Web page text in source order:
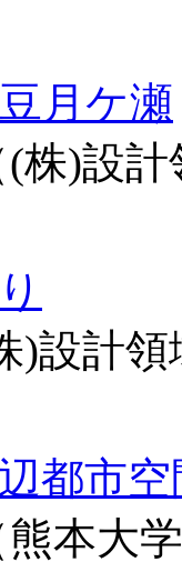
月ケ瀬
(株)設
)設計
都市
熊本大